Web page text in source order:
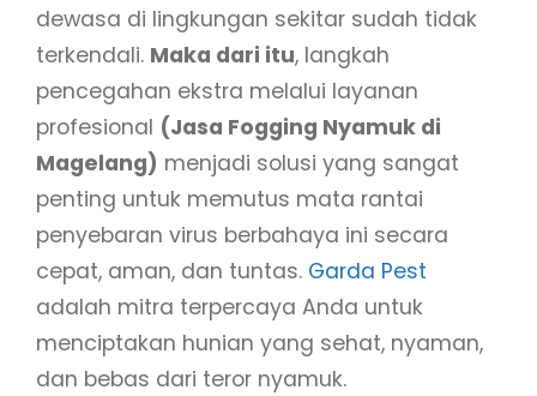
dewasa di lingkungan sekitar sudah tidak
terkendali. Maka dari itu, langkah
pencegahan ekstra melalui layanan
profesional (Jasa Fogging Nyamuk di
Magelang) menjadi solusi yang sangat
penting untuk memutus mata rantai
penyebaran virus berbahaya ini secara
cepat, aman, dan tuntas. Garda Pest
adalah mitra terpercaya Anda untuk
menciptakan hunian yang sehat, nyaman,
dan bebas dari teror nyamuk.